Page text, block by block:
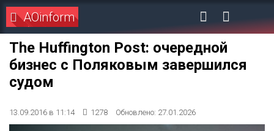
AOinform
The Huffington Post: очередной
бизнес с Поляковым завершился
судом
13.09.2016 в 11:14 1278 Обновлено: 27.01.2026